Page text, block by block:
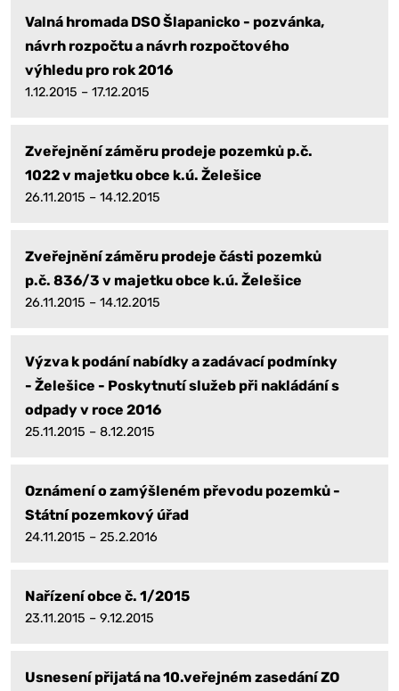
Valná hromada DSO Šlapanicko - pozvánka,
návrh rozpočtu a návrh rozpočtového
výhledu pro rok 2016
1.12.2015 – 17.12.2015
Zveřejnění záměru prodeje pozemků p.č.
1022 v majetku obce k.ú. Želešice
26.11.2015 – 14.12.2015
Zveřejnění záměru prodeje části pozemků
p.č. 836/3 v majetku obce k.ú. Želešice
26.11.2015 – 14.12.2015
Výzva k podání nabídky a zadávací podmínky
- Želešice - Poskytnutí služeb při nakládání s
odpady v roce 2016
25.11.2015 – 8.12.2015
Oznámení o zamýšleném převodu pozemků -
Státní pozemkový úřad
24.11.2015 – 25.2.2016
Nařízení obce č. 1/2015
23.11.2015 – 9.12.2015
Usnesení přijatá na 10.veřejném zasedání ZO